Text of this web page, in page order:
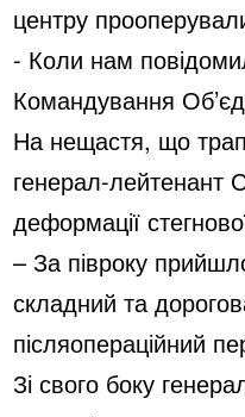
центру
- Коли нам
Командування
На нещастя, що
генерал-лейтенант
деформації
– За півроку
складний та
післяопераційний
Зі свого боку